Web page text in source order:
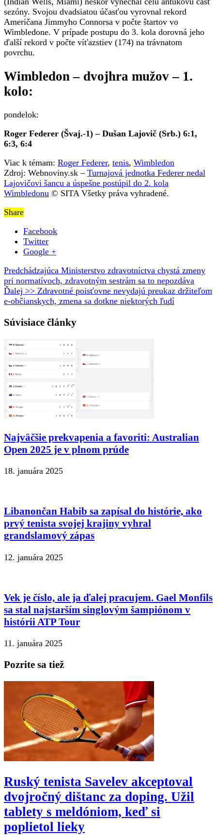
sezóny. Svojou dvadsiatou účasťou vyrovnal rekord
Američana Jimmyho Connorsa v počte štartov vo
Wimbledone. V prípade postupu do 3. kola dorovná jeho
ďalší rekord v počte víťazstiev (174) na trávnatom
povrchu.
Wimbledon – dvojhra mužov – 1.
kolo:
pondelok:
Roger Federer (Švaj.-1) – Dušan Lajovič (Srb.) 6:1,
6:3, 6:4
Viac k témam: Roger Federer, tenis, Wimbledon
Zdroj: Webnoviny.sk – Turnajová jednotka Federer nedal
Lajovičovi šancu a úspešne postúpil do 2. kola
Wimbledonu © SITA Všetky práva vyhradené.
Share
Facebook
Twitter
Google +
Predchádzajúca Ministerstvo zdravotníctva chystá zmeny
pri normatívoch, zdravotným sestrám sa to nepozdáva
Ďalej >> Zdravotné poisťovne nevydajú preukaz držiteľom
e-občianskych, zmena sa dotkne niektorých ľudí
Súvisiace články
Najväčšie prekvapenia a favoriti: Australian
Open 2025 je v plnom prúde
18. januára 2025
Libanončan Habib sa zapísal do histórie, ako
prvý tenista svojej krajiny vyhral
grandslamový zápas
12. januára 2025
Vek je číslo, ale ja ďalej pracujem. Gael Monfils
sa stal najstarším singlovým šampiónom v
histórii ATP Tour
11. januára 2025
Pozrite sa tiež
Ruský tenista Savelev akceptoval
dvojročný dištanc za doping. Užil
tablety s meldóniom, keď si
poplietol lieky